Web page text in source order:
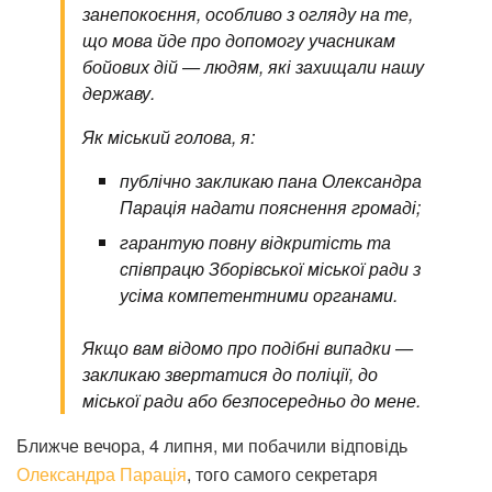
занепокоєння, особливо з огляду на те,
що мова йде про допомогу учасникам
бойових дій — людям, які захищали нашу
державу.
Як міський голова, я:
публічно закликаю пана Олександра
Парація надати пояснення громаді;
гарантую повну відкритість та
співпрацю Зборівської міської ради з
усіма компетентними органами.
Якщо вам відомо про подібні випадки —
закликаю звертатися до поліції, до
міської ради або безпосередньо до мене.
Ближче вечора, 4 липня, ми побачили відповідь
Олександра Парація, того самого секретаря